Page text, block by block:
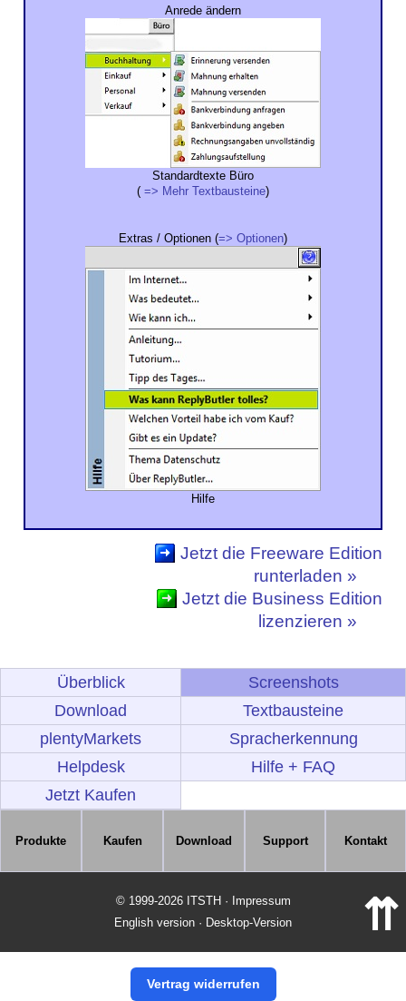
Anrede ändern
Standardtexte Büro
( => Mehr Textbausteine)
Extras / Optionen (=> Optionen)
Hilfe
Jetzt die Freeware Edition
runterladen »
Jetzt die Business Edition
lizenzieren »
Überblick
Screenshots
Download
Textbausteine
plentyMarkets
Spracherkennung
Helpdesk
Hilfe + FAQ
Jetzt Kaufen
Produkte Kaufen Download Support Kontakt
© 1999-2026 ITSTH · Impressum
English version · Desktop-Version ⇈
Vertrag widerrufen